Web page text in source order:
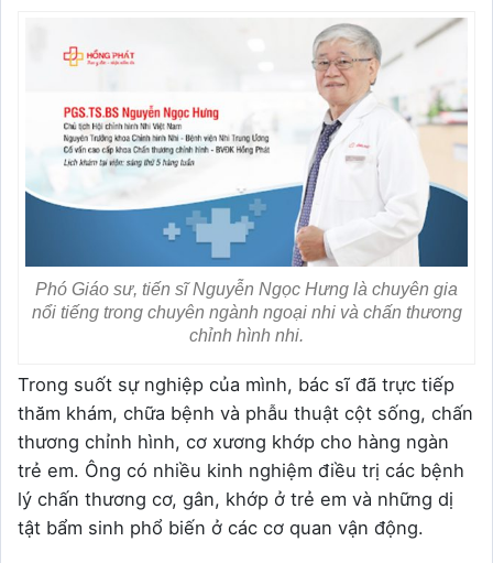
Phó Giáo sư, tiến sĩ Nguyễn Ngọc Hưng là chuyên gia
nổi tiếng trong chuyên ngành ngoại nhi và chấn thương
chỉnh hình nhi.
Trong suốt sự nghiệp của mình, bác sĩ đã trực tiếp
thăm khám, chữa bệnh và phẫu thuật cột sống, chấn
thương chỉnh hình, cơ xương khớp cho hàng ngàn
trẻ em. Ông có nhiều kinh nghiệm điều trị các bệnh
lý chấn thương cơ, gân, khớp ở trẻ em và những dị
tật bẩm sinh phổ biến ở các cơ quan vận động.